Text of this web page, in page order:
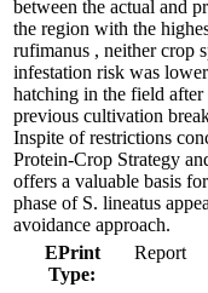
between the actual and
the region with the
rufimanus , neither crop
infestation risk was
hatching in the field
previous cultivation
Inspite of restrictions
Protein-Crop Strategy
offers a valuable basis
phase of S. lineatus
avoidance approach.
EPrint
Type:
Report